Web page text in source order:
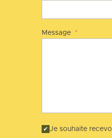
Message *
Je souhaite